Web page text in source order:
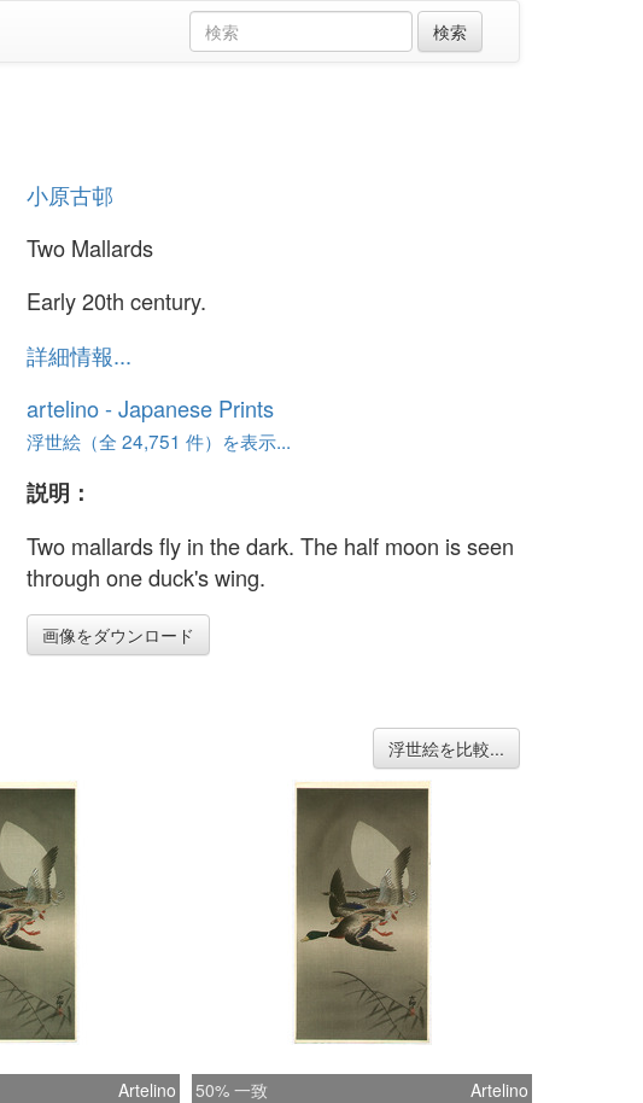
小原古邨
Two Mallards
Early 20th century.
詳細情報...
artelino - Japanese Prints
浮世絵（全 24,751 件）を表示...
説明：
Two mallards fly in the dark. The half moon is seen
through one duck's wing.
画像をダウンロード
浮世絵を比較...
Artelino 50% 一致 Artelino